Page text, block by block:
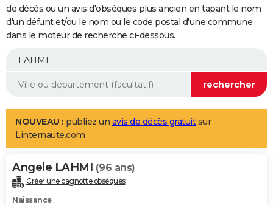
Retraite
Impôts
Epargne
Immobilier
Risques naturels par ville
Banque
Assurance
Crédit
AUTO
Essais
Réserver un essai
Citadines
Berlines
SUV
Forum auto
+
Mobiles
Meilleur smartphone
Internet
Ordinateurs
Jeux vidéo
Guide high-tech
Aménagement intérieur
LIFESTYLE
Art de vivre
Bien-être
Loisirs
Mode
Modes de vie
Alimentation
Guide de la santé
Maladies
Médicaments
Sommeil
VOYAGE
Destinations
City break
Voyage nature
Voyage de noces
Forum
Climat
+PHOTO
de décès ou un avis d'obsèques plus ancien en tapant le nom
d'un défunt et/ou le nom ou le code postal d'une commune
dans le moteur de recherche ci-dessous.
NOUVEAU : publiez un avis de décès gratuitsur
Linternaute.com
Angele LAHMI (96 ans)
Créer une cagnotte obsèques
Naissance